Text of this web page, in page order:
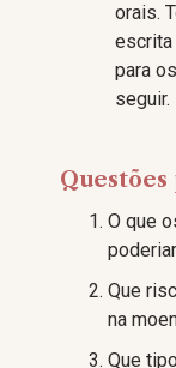
orais.
escrita
para
seguir.
O que
Que
na
Que